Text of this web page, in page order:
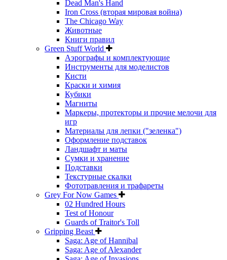
Dead Man's Hand
Iron Cross (вторая мировая война)
The Chicago Way
Животные
Книги правил
Green Stuff World
Аэрографы и комплектующие
Инструменты для моделистов
Кисти
Краски и химия
Кубики
Магниты
Маркеры, протекторы и прочие мелочи для
игр
Материалы для лепки ("зеленка")
Оформление подставок
Ландшафт и маты
Сумки и хранение
Подставки
Текстурные скалки
Фототравления и трафареты
Grey For Now Games
02 Hundred Hours
Test of Honour
Guards of Traitor's Toll
Gripping Beast
Saga: Age of Hannibal
Saga: Age of Alexander